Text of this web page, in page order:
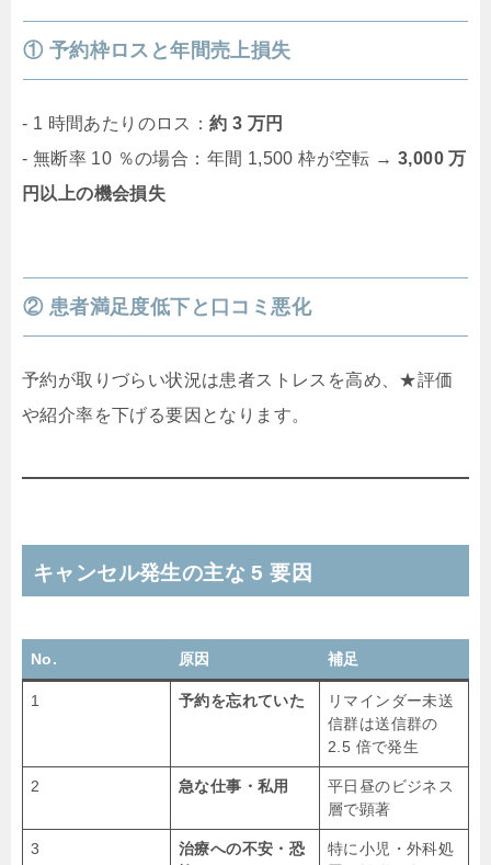
① 予約枠ロスと年間売上損失
‐ 1 時間あたりのロス：約 3 万円
‐ 無断率 10 ％の場合：年間 1,500 枠が空転 → 3,000 万
円以上の機会損失
② 患者満足度低下と口コミ悪化
予約が取りづらい状況は患者ストレスを高め、★評価
や紹介率を下げる要因となります。
キャンセル発生の主な 5 要因
No. 原因 補足
1 予約を忘れていた
リマインダー未送
信群は送信群の
2.5 倍で発生
2 急な仕事・私用
平日昼のビジネス
層で顕著
3
治療への不安・恐
特に小児・外科処